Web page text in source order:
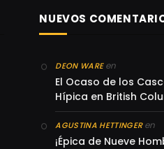
NUEVOS
DEON WAREen
El Ocaso de los
Hípica en British
AGUSTINA HETTINGERen
¡Épica de Nueve